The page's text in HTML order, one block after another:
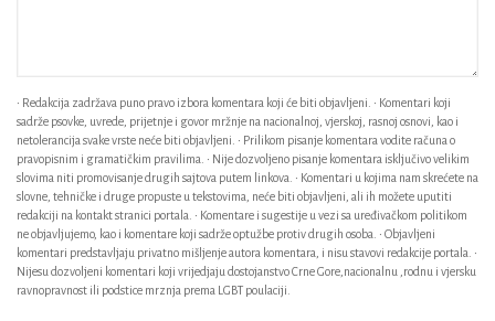
• Redakcija zadržava puno pravo izbora komentara koji će biti objavljeni. • Komentari koji
sadrže psovke, uvrede, prijetnje i govor mržnje na nacionalnoj, vjerskoj, rasnoj osnovi, kao i
netolerancija svake vrste neće biti objavljeni. • Prilikom pisanje komentara vodite računa o
pravopisnim i gramatičkim pravilima. • Nije dozvoljeno pisanje komentara isključivo velikim
slovima niti promovisanje drugih sajtova putem linkova. • Komentari u kojima nam skrećete na
slovne, tehničke i druge propuste u tekstovima, neće biti objavljeni, ali ih možete uputiti
redakciji na kontakt stranici portala. • Komentare i sugestije u vezi sa uređivačkom politikom
ne objavljujemo, kao i komentare koji sadrže optužbe protiv drugih osoba. • Objavljeni
komentari predstavljaju privatno mišljenje autora komentara, i nisu stavovi redakcije portala. •
Nijesu dozvoljeni komentari koji vrijedjaju dostojanstvo Crne Gore,nacionalnu ,rodnu i vjersku
ravnopravnost ili podstice mrznja prema LGBT poulaciji.